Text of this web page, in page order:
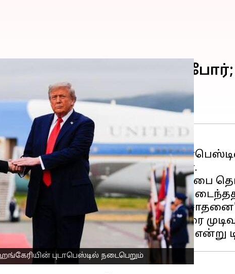
புடாபெஸ்டில் நடைபெறும்
ரஷ்யா-உக்ரைன் போர்;
கொண்டுவருவதற்காக,
வியாழக்கிழமை தெரிவித்தார்.
"மத்திய கிழக்கில் அமைதியை"
கனவு கண்ட ஒரு சாதனை"
ரஷ்யா/உக்ரைனுடனான போரை